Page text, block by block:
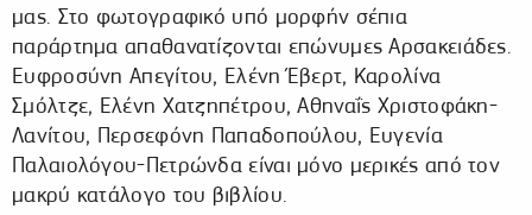
μας. Στο φωτογραφικό υπό μορφήν σέπια
παράρτημα απαθανατίζονται επώνυμες Αρσακειάδες.
Ευφροσύνη Απεγίτου, Ελένη Έβερτ, Καρολίνα
Σμόλτζε, Ελένη Χατζηπέτρου, Αθηναΐς Χριστοφάκη-
Λανίτου, Περσεφόνη Παπαδοπούλου, Ευγενία
Παλαιολόγου-Πετρώνδα είναι μόνο μερικές από τον
μακρύ κατάλογο του βιβλίου.